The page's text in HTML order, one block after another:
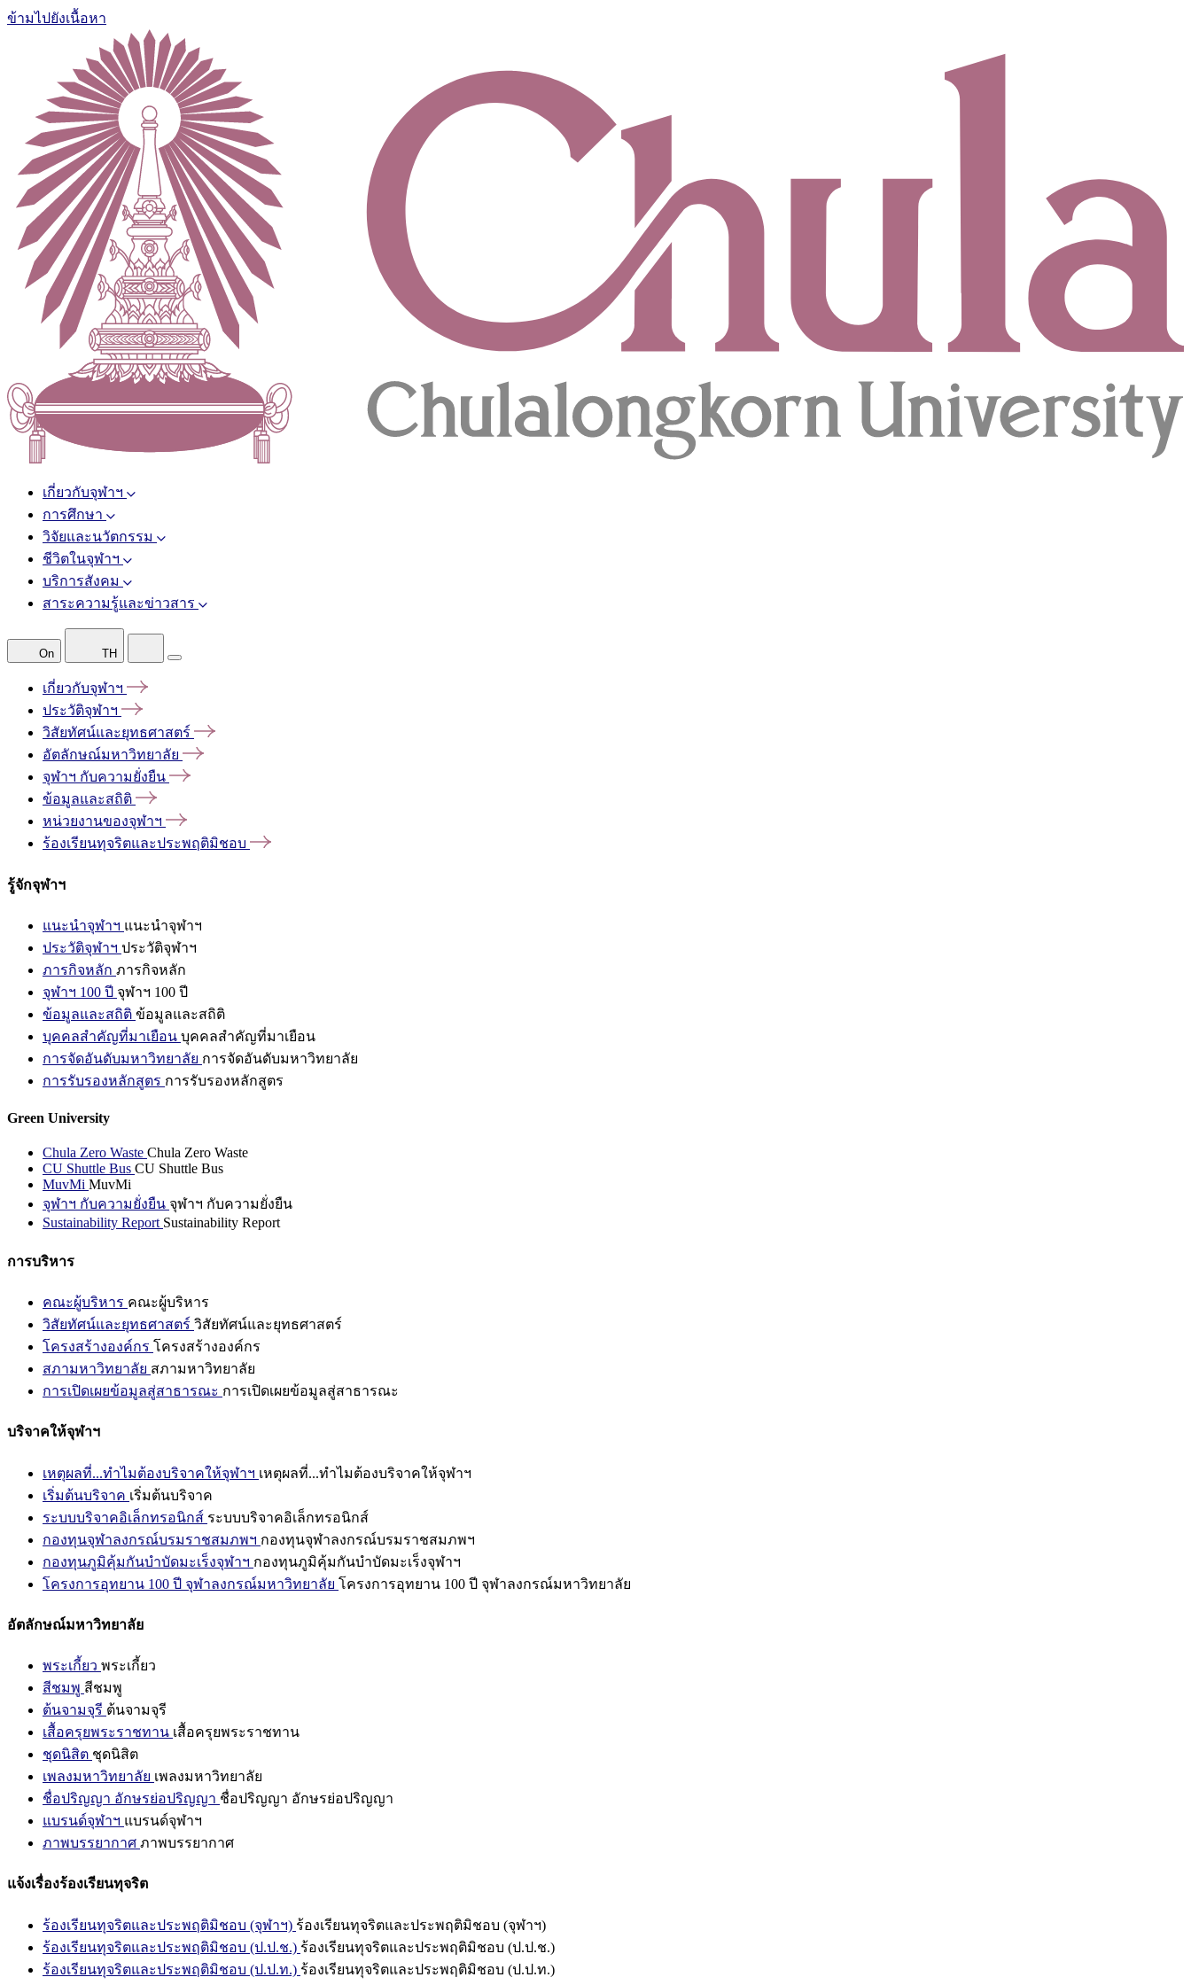
ข้ามไปยังเนื้อหา
เกี่ยวกับจุฬาฯ
การศึกษา
วิจัยและนวัตกรรม
ชีวิตในจุฬาฯ
บริการสังคม
สาระความรู้และข่าวสาร
On TH
เกี่ยวกับจุฬาฯ
ประวัติจุฬาฯ
วิสัยทัศน์และยุทธศาสตร์
อัตลักษณ์มหาวิทยาลัย
จุฬาฯ กับความยั่งยืน
ข้อมูลและสถิติ
หน่วยงานของจุฬาฯ
ร้องเรียนทุจริตและประพฤติมิชอบ
รู้จักจุฬาฯ
แนะนำจุฬาฯ แนะนำจุฬาฯ
ประวัติจุฬาฯ ประวัติจุฬาฯ
ภารกิจหลัก ภารกิจหลัก
จุฬาฯ 100 ปี จุฬาฯ 100 ปี
ข้อมูลและสถิติ ข้อมูลและสถิติ
บุคคลสำคัญที่มาเยือน บุคคลสำคัญที่มาเยือน
การจัดอันดับมหาวิทยาลัย การจัดอันดับมหาวิทยาลัย
การรับรองหลักสูตร การรับรองหลักสูตร
Green University
Chula Zero Waste Chula Zero Waste
CU Shuttle Bus CU Shuttle Bus
MuvMi MuvMi
จุฬาฯ กับความยั่งยืน จุฬาฯ กับความยั่งยืน
Sustainability Report Sustainability Report
การบริหาร
คณะผู้บริหาร คณะผู้บริหาร
วิสัยทัศน์และยุทธศาสตร์ วิสัยทัศน์และยุทธศาสตร์
โครงสร้างองค์กร โครงสร้างองค์กร
สภามหาวิทยาลัย สภามหาวิทยาลัย
การเปิดเผยข้อมูลสู่สาธารณะ การเปิดเผยข้อมูลสู่สาธารณะ
บริจาคให้จุฬาฯ
เหตุผลที่...ทำไมต้องบริจาคให้จุฬาฯ เหตุผลที่...ทำไมต้องบริจาคให้จุฬาฯ
เริ่มต้นบริจาค เริ่มต้นบริจาค
ระบบบริจาคอิเล็กทรอนิกส์ ระบบบริจาคอิเล็กทรอนิกส์
กองทุนจุฬาลงกรณ์บรมราชสมภพฯ กองทุนจุฬาลงกรณ์บรมราชสมภพฯ
กองทุนภูมิคุ้มกันบำบัดมะเร็งจุฬาฯ กองทุนภูมิคุ้มกันบำบัดมะเร็งจุฬาฯ
โครงการอุทยาน 100 ปี จุฬาลงกรณ์มหาวิทยาลัย โครงการอุทยาน 100 ปี จุฬาลงกรณ์มหาวิทยาลัย
อัตลักษณ์มหาวิทยาลัย
พระเกี้ยว พระเกี้ยว
สีชมพู สีชมพู
ต้นจามจุรี ต้นจามจุรี
เสื้อครุยพระราชทาน เสื้อครุยพระราชทาน
ชุดนิสิต ชุดนิสิต
เพลงมหาวิทยาลัย เพลงมหาวิทยาลัย
ชื่อปริญญา อักษรย่อปริญญา ชื่อปริญญา อักษรย่อปริญญา
แบรนด์จุฬาฯ แบรนด์จุฬาฯ
ภาพบรรยากาศ ภาพบรรยากาศ
แจ้งเรื่องร้องเรียนทุจริต
ร้องเรียนทุจริตและประพฤติมิชอบ (จุฬาฯ) ร้องเรียนทุจริตและประพฤติมิชอบ (จุฬาฯ)
ร้องเรียนทุจริตและประพฤติมิชอบ (ป.ป.ช.) ร้องเรียนทุจริตและประพฤติมิชอบ (ป.ป.ช.)
ร้องเรียนทุจริตและประพฤติมิชอบ (ป.ป.ท.) ร้องเรียนทุจริตและประพฤติมิชอบ (ป.ป.ท.)